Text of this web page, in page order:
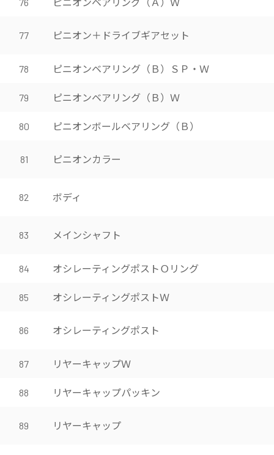
77 ピニオン＋ドライブギアセット
78 ピニオンベアリング（Ｂ）ＳＰ・Ｗ
79 ピニオンベアリング（Ｂ）Ｗ
80 ピニオンボールベアリング（Ｂ）
81 ピニオンカラー
82 ボディ
83 メインシャフト
84 オシレーティングポストＯリング
85 オシレーティングポストＷ
86 オシレーティングポスト
87 リヤーキャップＷ
88 リヤーキャップパッキン
89 リヤーキャップ